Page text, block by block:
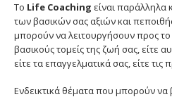
Το Life Coaching είναι παράλληλα
των βασικών σας αξιών και
μπορούν να λειτουργήσουν προς
βασικούς τομείς της ζωή σας, είτε
είτε τα επαγγελματικά σας, είτε
Ενδεικτικά θέματα που μπορούν να